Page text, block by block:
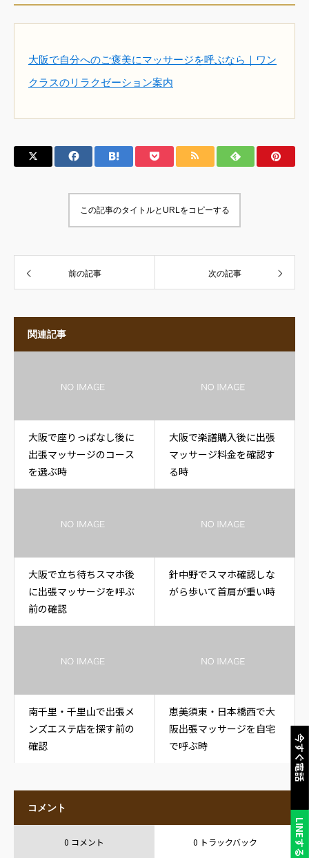
今すぐ電話
LINEする
大阪で自分へのご褒美にマッサージを呼ぶなら｜ワン
クラスのリラクゼーション案内
この記事のタイトルとURLをコピーする
前の記事 次の記事
関連記事
大阪で座りっぱなし後に
出張マッサージのコース
を選ぶ時
大阪で楽譜購入後に出張
マッサージ料金を確認す
る時
大阪で立ち待ちスマホ後
に出張マッサージを呼ぶ
前の確認
針中野でスマホ確認しな
がら歩いて首肩が重い時
南千里・千里山で出張メ
ンズエステ店を探す前の
確認
恵美須東・日本橋西で大
阪出張マッサージを自宅
で呼ぶ時
コメント
0 コメント 0 トラックバック